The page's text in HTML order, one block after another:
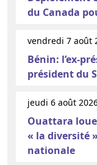
du Canada
vendredi 7 août
Bénin: l’ex-
président du
jeudi 6 août
Ouattara
« la diversité
nationale